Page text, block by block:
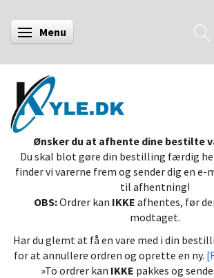
Skifte navigation
Menu
Ønsker du at afhente dine bestilte
Du skal blot gøre din bestilling færdig
finder vi varerne frem og sender dig en e-
til afhentning!
OBS:Ordrer kan IKKE afhentes, før
modtaget.
Har du glemt at få en vare med i din
for at annullere ordren og oprette en ny.
»To ordrer kan IKKE pakkes og